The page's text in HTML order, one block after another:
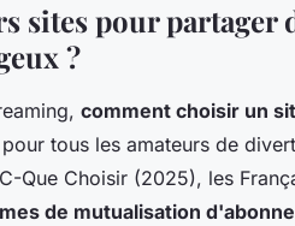
sites pour partager
?
comment choisir un
tous les amateurs de
Que Choisir (2025), les
de mutualisation